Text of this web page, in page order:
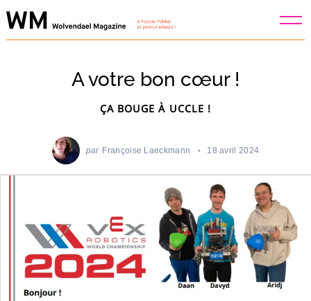
Skip
to
A votre bon cœur !
ÇA BOUGE À UCCLE !
par Françoise Laeckmann 18 avril 2024